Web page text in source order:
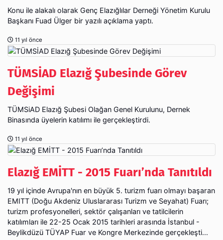
Konu ile alakalı olarak Genç Elazığlılar Derneği Yönetim Kurulu
Başkanı Fuad Ülger bir yazılı açıklama yaptı.
11 yıl önce
TÜMSİAD Elazığ Şubesinde Görev
Değişimi
TÜMSiAD Elazığ Şubesi Olağan Genel Kurulunu, Dernek
Binasında üyelerin katılımı ile gerçekleştirdi.
11 yıl önce
Elazığ EMİTT - 2015 Fuarı’nda Tanıtıldı
19 yıl içinde Avrupa'nın en büyük 5. turizm fuarı olmayı başaran
EMITT (Doğu Akdeniz Uluslararası Turizm ve Seyahat) Fuarı;
turizm profesyonelleri, sektör çalışanları ve tatilcilerin
katılımları ile 22-25 Ocak 2015 tarihleri arasında İstanbul -
Beylikdüzü TÜYAP Fuar ve Kongre Merkezinde gerçekleşti...